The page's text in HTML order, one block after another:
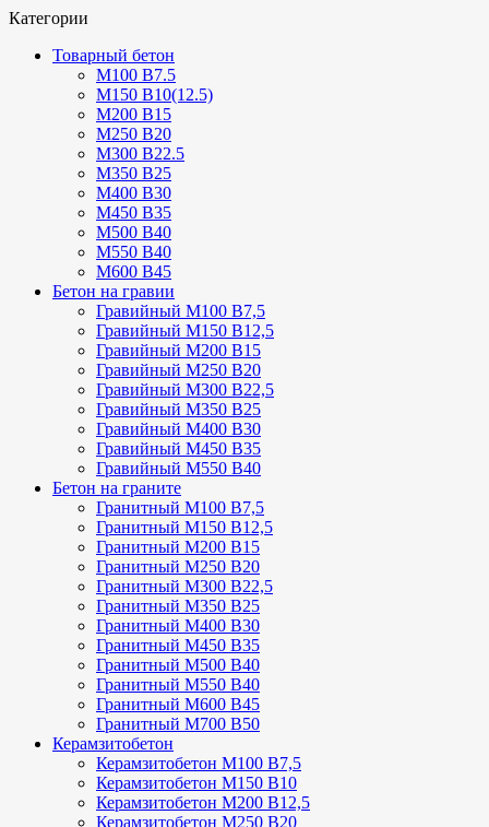
Категории
Товарный бетон
М100 В7.5
М150 В10(12.5)
М200 В15
М250 В20
М300 В22.5
М350 В25
М400 В30
М450 В35
М500 В40
М550 В40
М600 В45
Бетон на гравии
Гравийный М100 В7,5
Гравийный М150 В12,5
Гравийный М200 В15
Гравийный М250 В20
Гравийный М300 В22,5
Гравийный М350 В25
Гравийный М400 В30
Гравийный М450 В35
Гравийный М550 В40
Бетон на граните
Гранитный М100 В7,5
Гранитный М150 В12,5
Гранитный М200 В15
Гранитный М250 В20
Гранитный М300 В22,5
Гранитный М350 В25
Гранитный М400 В30
Гранитный М450 В35
Гранитный М500 В40
Гранитный М550 В40
Гранитный М600 В45
Гранитный М700 В50
Керамзитобетон
Керамзитобетон М100 В7,5
Керамзитобетон М150 В10
Керамзитобетон М200 В12,5
Керамзитобетон М250 В20